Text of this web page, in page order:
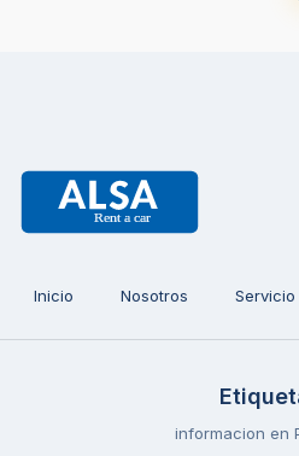
Inicio Nosotros
informacion en